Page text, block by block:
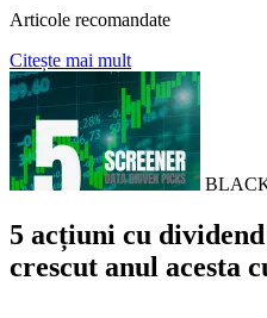
Articole recomandate
Citește mai mult
5 acțiuni cu
crescut anul acesta